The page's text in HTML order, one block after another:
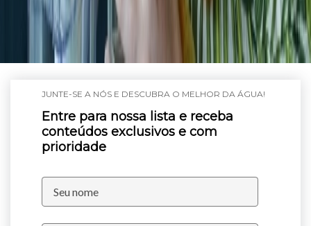
JUNTE-SE A NÓS E DESCUBRA O MELHOR DA ÁGUA!
Entre para nossa lista e receba
conteúdos exclusivos e com
prioridade